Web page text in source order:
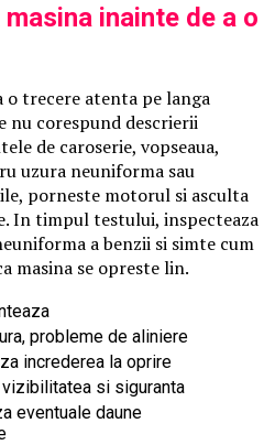
inainte de a o
o trecere atenta pe langa
nu corespund descrierii
de caroserie, vopseaua,
uzura neuniforma sau
porneste motorul si asculta
In timpul testului, inspecteaza
a benzii si simte cum
masina se opreste lin.
probleme de aliniere
increderea la oprire
vizibilitatea si siguranta
eventuale daune